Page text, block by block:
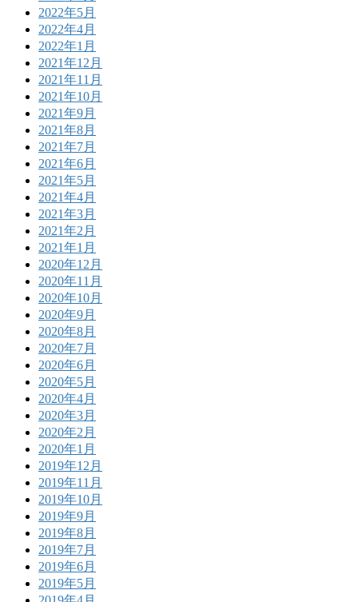
2022年5月
2022年4月
2022年1月
2021年12月
2021年11月
2021年10月
2021年9月
2021年8月
2021年7月
2021年6月
2021年5月
2021年4月
2021年3月
2021年2月
2021年1月
2020年12月
2020年11月
2020年10月
2020年9月
2020年8月
2020年7月
2020年6月
2020年5月
2020年4月
2020年3月
2020年2月
2020年1月
2019年12月
2019年11月
2019年10月
2019年9月
2019年8月
2019年7月
2019年6月
2019年5月